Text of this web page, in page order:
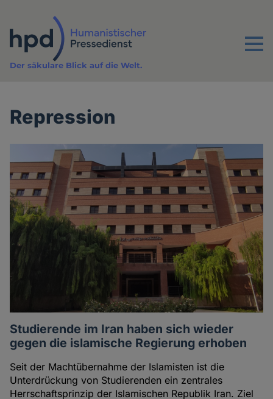
Inhalt
Menu
Der säkulare Blick auf die Welt.
Repression
Studierende im Iran haben sich wieder
gegen die islamische Regierung erhoben
Seit der Machtübernahme der Islamisten ist die
Unterdrückung von Studierenden ein zentrales
Herrschaftsprinzip der Islamischen Republik Iran. Ziel